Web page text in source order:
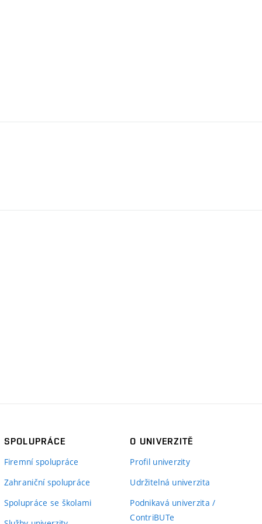
SPOLUPRÁCE
Firemní spolupráce
Zahraniční spolupráce
Spolupráce se školami
O UNIVERZITĚ
Profil univerzity
Udržitelná univerzita
Podnikavá univerzita /
ContriBUTe